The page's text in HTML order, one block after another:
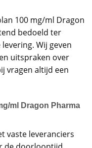
100 mg/ml Dragon
bedoeld ter
Wij geven
uitspraken over
vragen altijd een
ml Dragon Pharma
vaste leveranciers